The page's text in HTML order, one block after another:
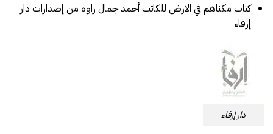
كتاب مكناهم في الارض للكاتب ‎أحمد جمال راوه‎ من إصدارات دار
إرفاء
دار إرفاء